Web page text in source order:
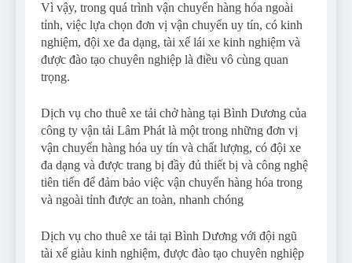
Vì vậy, trong quá trình vận chuyển hàng hóa ngoài
tỉnh, việc lựa chọn đơn vị vận chuyển uy tín, có kinh
nghiệm, đội xe đa dạng, tài xế lái xe kinh nghiệm và
được đào tạo chuyên nghiệp là điều vô cùng quan
trọng.
Dịch vụ cho thuê xe tải chở hàng tại Bình Dương của
công ty vận tải Lâm Phát là một trong những đơn vị
vận chuyển hàng hóa uy tín và chất lượng, có đội xe
đa dạng và được trang bị đầy đủ thiết bị và công nghệ
tiên tiến để đảm bảo việc vận chuyển hàng hóa trong
và ngoài tỉnh được an toàn, nhanh chóng
Dịch vụ cho thuê xe tải tại Bình Dương với đội ngũ
tài xế giàu kinh nghiệm, được đào tạo chuyên nghiệp